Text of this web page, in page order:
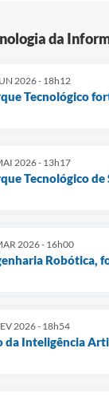
da
2026 - 18h12
Tecnológico
2026 - 13h17
Tecnológico
2026 - 16h00
Robótica,
2026 - 18h54
da Inteligência